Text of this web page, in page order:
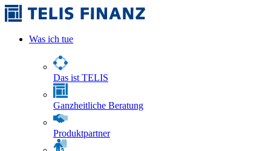
Was ich tue
Das ist TELIS
Ganzheitliche Beratung
Produktpartner